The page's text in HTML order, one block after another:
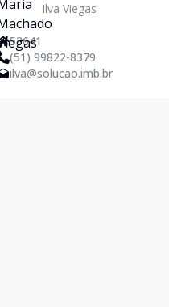
Ilva Viegas
53641
(51) 99822-8379
ilva@solucao.imb.br